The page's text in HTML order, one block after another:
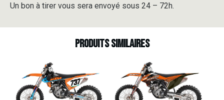
Un bon à tirer vous sera envoyé sous 24 – 72h.
Produits similaires